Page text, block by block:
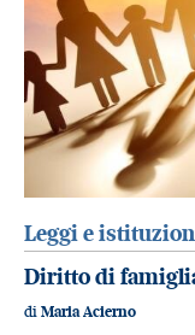
Leggi e
Diritto di
di Maria Acierno